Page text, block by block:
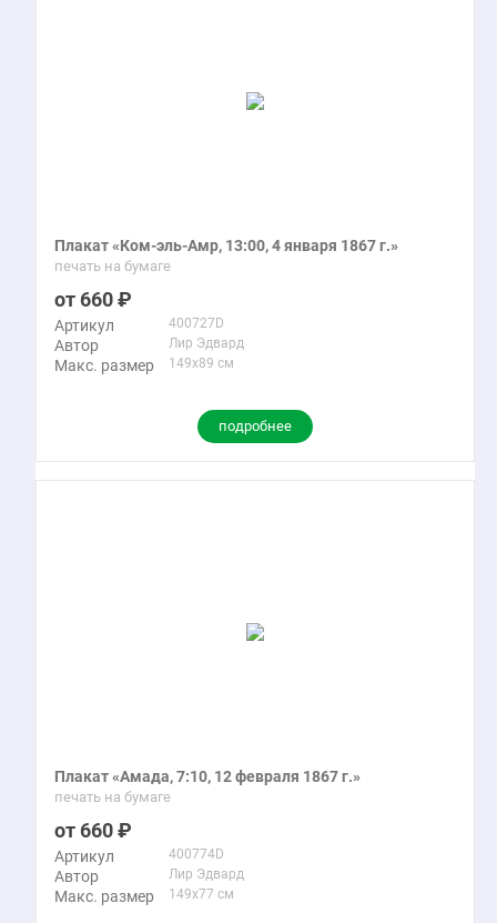
Плакат «Ком-эль-Амр, 13:00, 4 января 1867 г.»
печать на бумаге
660
Артикул 400727D
Автор Лир Эдвард
Макс. размер 149x89 см
подробнее
Плакат «Амада, 7:10, 12 февраля 1867 г.»
печать на бумаге
660
Артикул 400774D
Автор Лир Эдвард
Макс. размер 149x77 см